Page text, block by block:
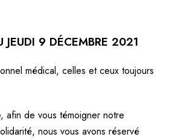
JEUDI 9 DÉCEMBRE 2021
médical, celles et ceux toujours
afin de vous témoigner notre
nous vous avons réservé